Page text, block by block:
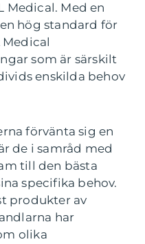
Medical. Med en
hög standard för
som är särskilt
enskilda behov
förvänta sig en
de i samråd med
till den bästa
specifika behov.
produkter av
har
olika